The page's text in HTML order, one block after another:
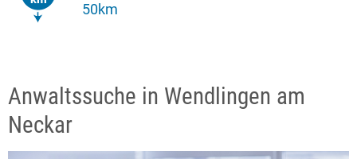
50km
Anwaltssuche in Wendlingen am
Neckar